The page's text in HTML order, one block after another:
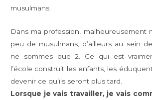
musulmans.
Dans ma profession, malheureusement
peu de musulmans, d’ailleurs au sein
ne sommes que 2. Ce qui est
l’école construit les enfants, les
devenir ce qu’ils seront plus tard.
Lorsque je vais travailler, je vais